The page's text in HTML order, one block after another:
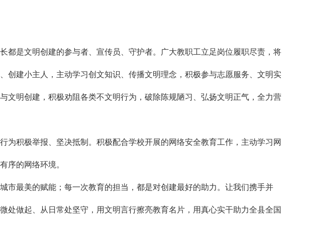
都是文明创建的参与者、宣传员、守护者。广大教职工立足岗位履职尽责，将
创建小主人，主动学习创文知识、传播文明理念，积极参与志愿服务、文明实
文明创建，积极劝阻各类不文明行为，破除陈规陋习、弘扬文明正气，全力营
积极举报、坚决抵制。积极配合学校开展的网络安全教育工作，主动学习网
序的网络环境。
市最美的赋能；每一次教育的担当，都是对创建最好的助力。让我们携手并
做起、从日常处坚守，用文明言行擦亮教育名片，用真心实干助力全县全国